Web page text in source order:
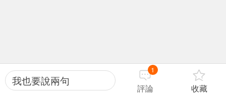
我也要說兩句
1
評論 收藏